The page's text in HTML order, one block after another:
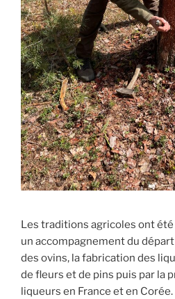
Les traditions agricoles ont été
un accompagnement du
des ovins, la fabrication des
de fleurs et de pins puis par la
liqueurs en France et en